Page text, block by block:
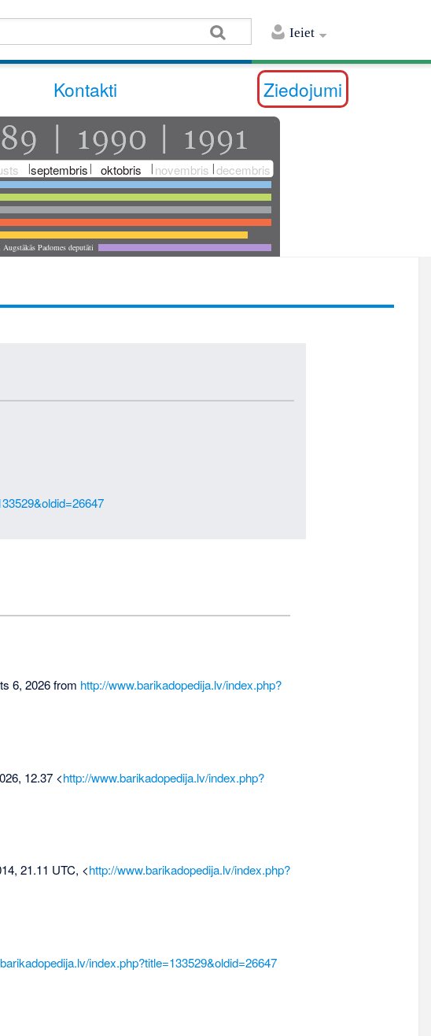
Ieiet
Kontakti Ziedojumi
septembris oktobris novembris decembris
Padomes deputāti
6, 2026 from http://www.barikadopedija.lv/index.php?
12.37 <http://www.barikadopedija.lv/index.php?
21.11 UTC, <http://www.barikadopedija.lv/index.php?
index.php?title=133529&oldid=26647